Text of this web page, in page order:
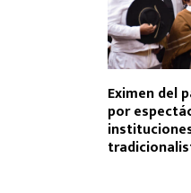
Eximen del
por